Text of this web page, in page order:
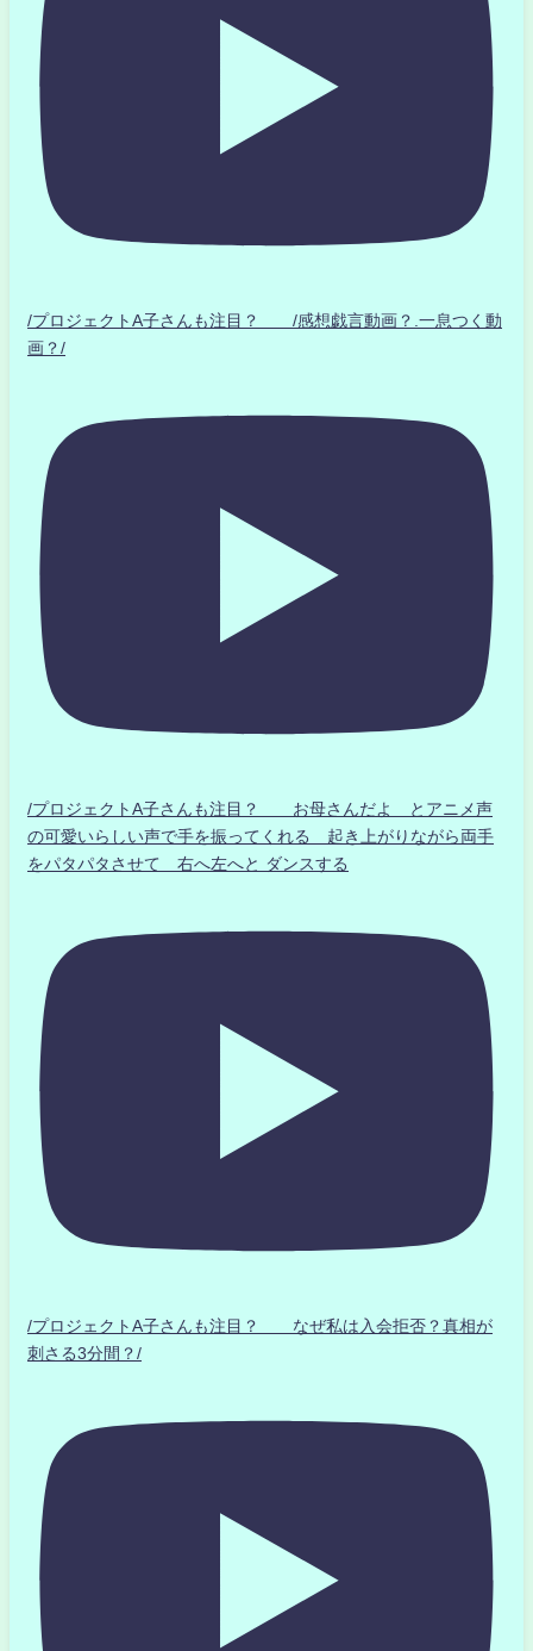
/プロジェクトA子さんも注目？ /感想戯言動画？.一息つく動
画？/
/プロジェクトA子さんも注目？ お母さんだよ とアニメ声
の可愛いらしい声で手を振ってくれる 起き上がりながら両手
をパタパタさせて 右へ左へと ダンスする
/プロジェクトA子さんも注目？ なぜ私は入会拒否？真相が
刺さる3分間？/